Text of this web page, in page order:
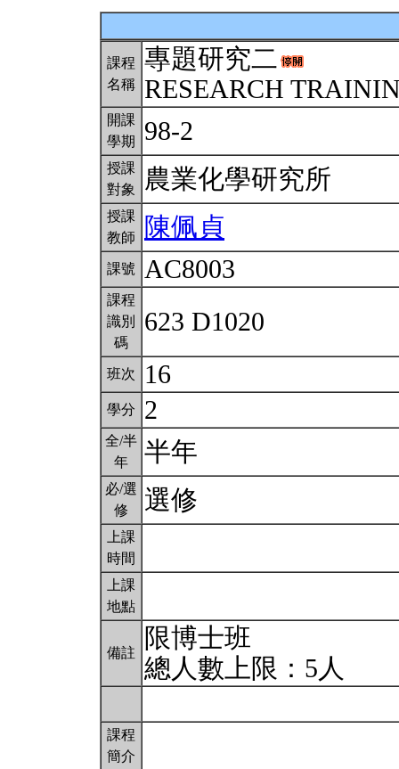
課程
名稱
專題研究二
RESEARCH
開課
學期
98-2
授課
對象
農業化學研究所
授課
教師
陳佩貞
課號 AC8003
課程
識別
碼
623 D1020
班次 16
學分 2
全/半
年
半年
必/選
修
選修
上課
時間
上課
地點
備註
限博士班
總人數上限：5人
課程
簡介